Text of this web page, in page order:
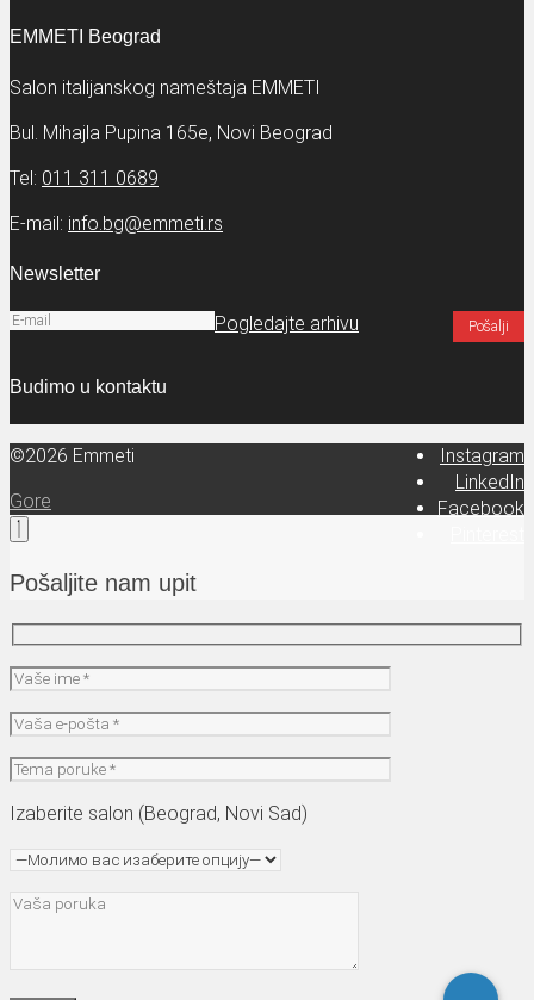
EMMETI Beograd
Salon italijanskog nameštaja EMMETI
Bul. Mihajla Pupina 165e, Novi Beograd
Tel: 011 311 0689
E-mail: info.bg@emmeti.rs
Newsletter
Pogledajte arhivu
Budimo u kontaktu
Instagram
LinkedIn
Facebook
©2026 Emmeti
Gore
Pošaljite nam upit
Izaberite salon (Beograd, Novi Sad)